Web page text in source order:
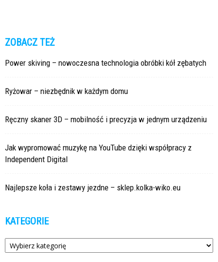
ZOBACZ TEŻ
Power skiving – nowoczesna technologia obróbki kół zębatych
Ryżowar – niezbędnik w każdym domu
Ręczny skaner 3D – mobilność i precyzja w jednym urządzeniu
Jak wypromować muzykę na YouTube dzięki współpracy z
Independent Digital
Najlepsze koła i zestawy jezdne – sklep.kolka-wiko.eu
KATEGORIE
Kategorie